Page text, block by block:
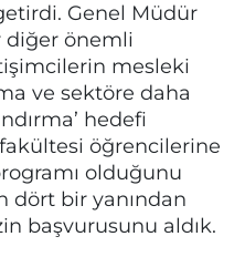
Genel Müdür
diğer önemli
mesleki
ve sektöre daha
hedefi
öğrencilerine
olduğunu
dört bir yanından
başvurusunu aldık.